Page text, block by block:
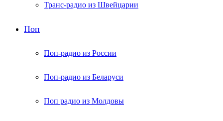
Транс-радио из Швейцарии
Поп
Поп-радио из России
Поп-радио из Беларуси
Поп радио из Молдовы